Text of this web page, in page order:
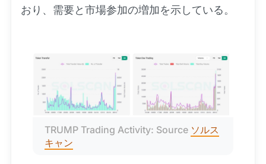
おり、需要と市場参加の増加を示している。
TRUMP Trading Activity: Source ソルス
キャン